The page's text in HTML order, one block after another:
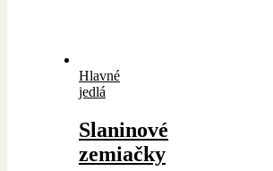
Hlavné
jedlá
Slaninové
zemiačky